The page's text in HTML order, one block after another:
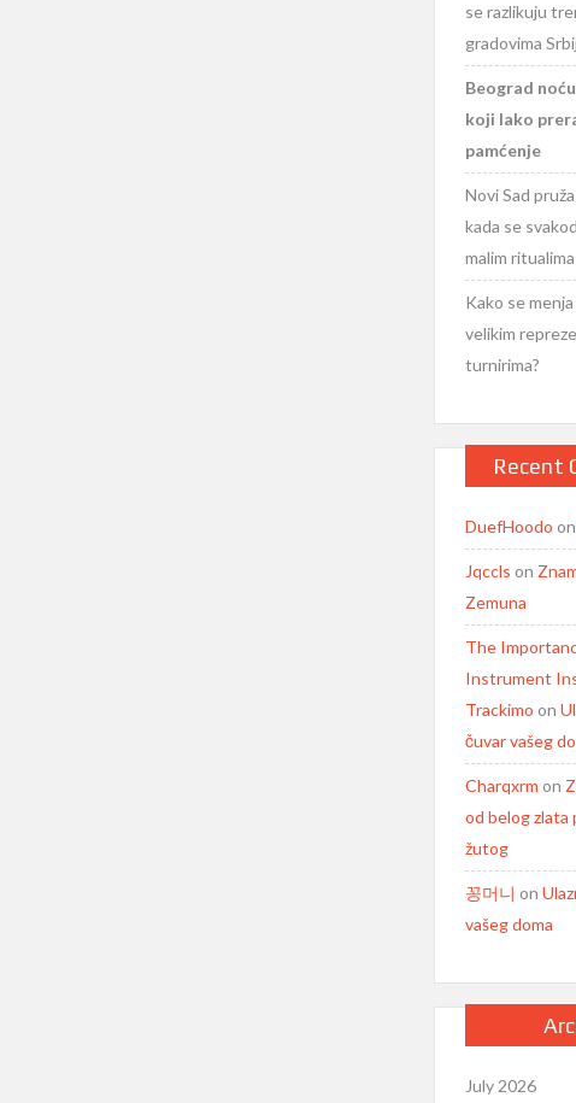
se razlikuju
gradovima
Beograd
koji lako
pamćenje
Novi Sad
kada se
malim
Kako se
velikim
turnirima?
Recent
DuefHoodo on
Jqccls on
Zemuna
The
Instrument
Trackimo on
čuvar vašeg
Charqxrm on
od belog zlata
žutog
꽁머니 on
vašeg doma
July 2026